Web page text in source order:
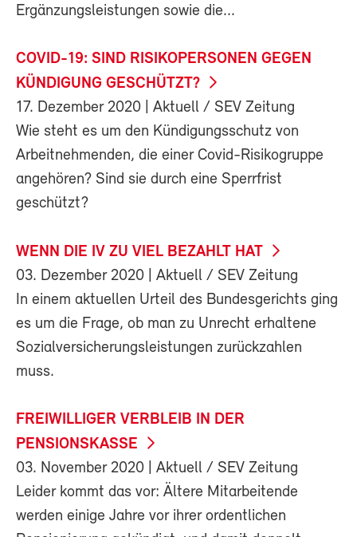
Ergänzungsleistungen sowie die...
COVID-19: SIND RISIKOPERSONEN GEGEN
KÜNDIGUNG GESCHÜTZT?
17. Dezember 2020 | Aktuell / SEV Zeitung
Wie steht es um den Kündigungsschutz von
Arbeitnehmenden, die einer Covid-Risikogruppe
angehören? Sind sie durch eine Sperrfrist
geschützt?
WENN DIE IV ZU VIEL BEZAHLT HAT
03. Dezember 2020 | Aktuell / SEV Zeitung
In einem aktuellen Urteil des Bundesgerichts ging
es um die Frage, ob man zu Unrecht erhaltene
Sozialversicherungsleistungen zurückzahlen
muss.
FREIWILLIGER VERBLEIB IN DER
PENSIONSKASSE
03. November 2020 | Aktuell / SEV Zeitung
Leider kommt das vor: Ältere Mitarbeitende
werden einige Jahre vor ihrer ordentlichen